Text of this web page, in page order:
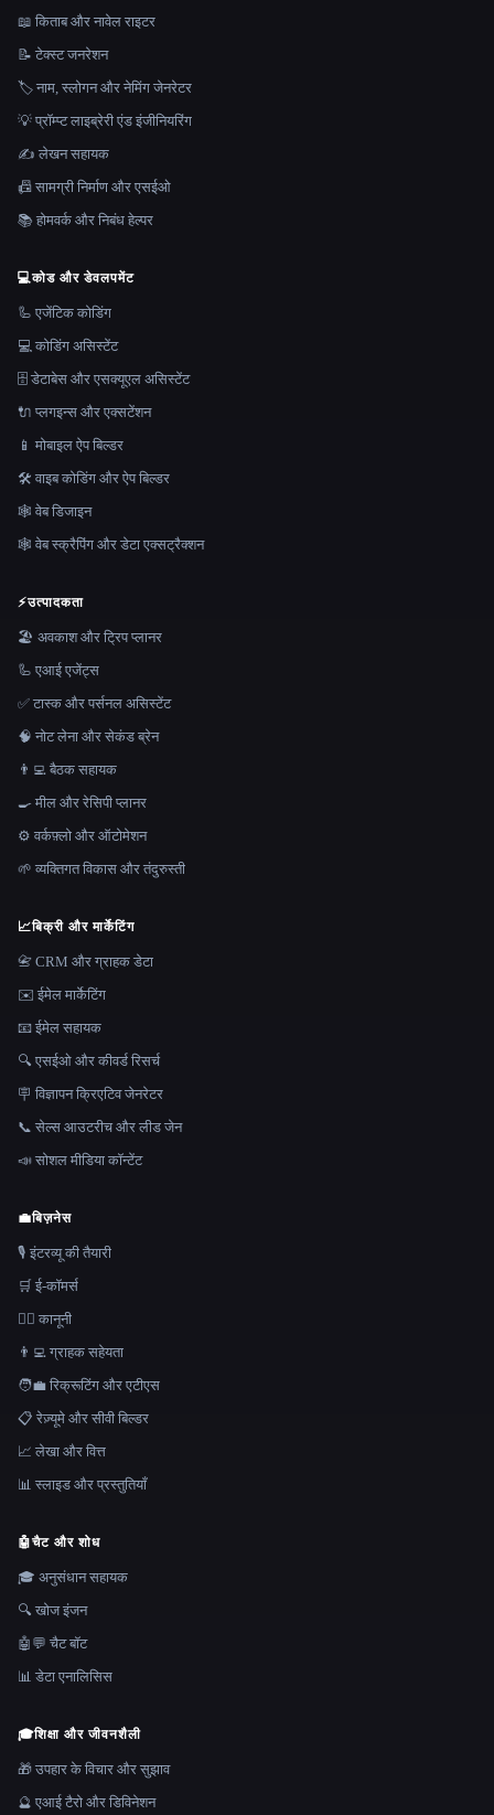
📖 किताब और नावेल राइटर
📝 टेक्स्ट जनरेशन
🏷️ नाम, स्लोगन और नेमिंग जेनरेटर
💡 प्रॉम्प्ट लाइब्रेरी एंड इंजीनियरिंग
✍️ लेखन सहायक
📠 सामग्री निर्माण और एसईओ
📚 होमवर्क और निबंध हेल्पर
💻कोड और डेवलपमेंट
🦾 एजेंटिक कोडिंग
💻 कोडिंग असिस्टेंट
🗄️ डेटाबेस और एसक्यूएल असिस्टेंट
🔌 प्लगइन्स और एक्सटेंशन
📱 मोबाइल ऐप बिल्डर
🛠️ वाइब कोडिंग और ऐप बिल्डर
🕸 वेब डिजाइन
🕸️ वेब स्क्रैपिंग और डेटा एक्सट्रैक्शन
⚡उत्पादकता
🏖 अवकाश और ट्रिप प्लानर
🦾 एआई एजेंट्स
✅ टास्क और पर्सनल असिस्टेंट
🧠 नोट लेना और सेकंड ब्रेन
👨‍💻 बैठक सहायक
🍳 मील और रेसिपी प्लानर
⚙️ वर्कफ़्लो और ऑटोमेशन
🌱 व्यक्तिगत विकास और तंदुरुस्ती
📈बिक्री और मार्केटिंग
📇 CRM और ग्राहक डेटा
✉️ ईमेल मार्केटिंग
📧 ईमेल सहायक
🔍 एसईओ और कीवर्ड रिसर्च
🪧 विज्ञापन क्रिएटिव जेनरेटर
📞 सेल्स आउटरीच और लीड जेन
📣 सोशल मीडिया कॉन्टेंट
💼बिज़नेस
🎙️ इंटरव्यू की तैयारी
🛒 ई-कॉमर्स
👩‍⚖️ कानूनी
👨‍💻 ग्राहक सहेयता
🧑‍💼 रिक्रूटिंग और एटीएस
📋 रेज़्यूमे और सीवी बिल्डर
📈 लेखा और वित्त
📊 स्लाइड और प्रस्तुतियाँ
🤖चैट और शोध
🎓 अनुसंधान सहायक
🔍 खोज इंजन
🤖💬 चैट बॉट
📊 डेटा एनालिसिस
🎓शिक्षा और जीवनशैली
🎁 उपहार के विचार और सुझाव
🔮 एआई टैरो और डिविनेशन